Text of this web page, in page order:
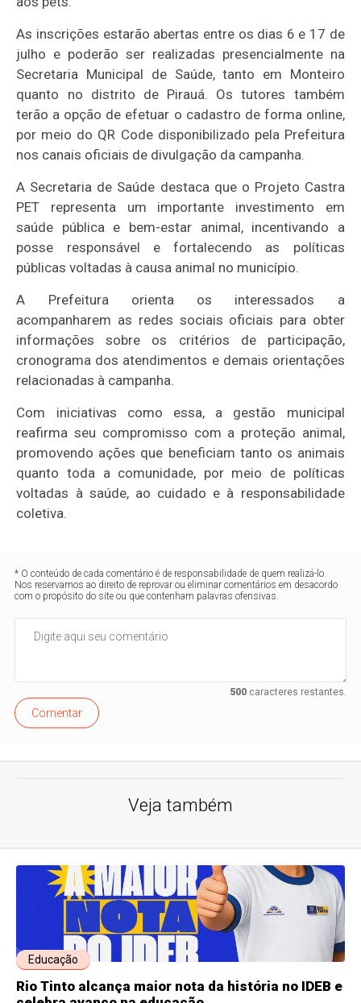
As inscrições estarão abertas entre os dias 6 e 17 de
julho e poderão ser realizadas presencialmente na
Secretaria Municipal de Saúde, tanto em Monteiro
quanto no distrito de Pirauá. Os tutores também
terão a opção de efetuar o cadastro de forma online,
por meio do QR Code disponibilizado pela Prefeitura
nos canais oficiais de divulgação da campanha.
A Secretaria de Saúde destaca que o Projeto Castra
PET representa um importante investimento em
saúde pública e bem-estar animal, incentivando a
posse responsável e fortalecendo as políticas
públicas voltadas à causa animal no município.
A Prefeitura orienta os interessados a
acompanharem as redes sociais oficiais para obter
informações sobre os critérios de participação,
cronograma dos atendimentos e demais orientações
relacionadas à campanha.
Com iniciativas como essa, a gestão municipal
reafirma seu compromisso com a proteção animal,
promovendo ações que beneficiam tanto os animais
quanto toda a comunidade, por meio de políticas
voltadas à saúde, ao cuidado e à responsabilidade
coletiva.
* O conteúdo de cada comentário é de responsabilidade de quem realizá-lo.
Nos reservamos ao direito de reprovar ou eliminar comentários em desacordo
com o propósito do site ou que contenham palavras ofensivas.
500caracteres restantes.
Comentar
Veja também
Educação
Rio Tinto alcança maior nota da história no IDEB e